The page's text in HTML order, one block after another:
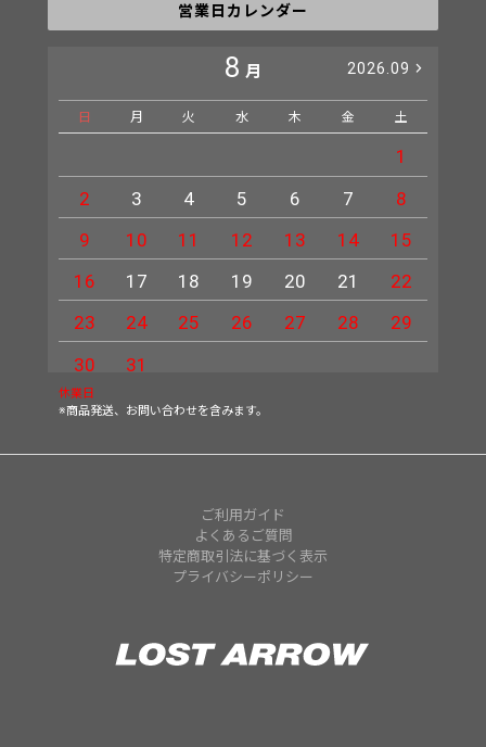
営業日カレンダー
8 月 2026.09
日 月 火 水 木 金 土
1
2
3 4 5 6 7
8
9
10 11 12 13 14
15
16
17 18 19 20 21
22
23
24 25 26 27 28
29
30
31
休業日
※商品発送、お問い合わせを含みます。
ご利用ガイド
よくあるご質問
特定商取引法に基づく表示
プライバシーポリシー